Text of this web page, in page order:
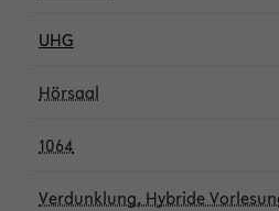
UHG
Hörsaal
1064
Verdunklung, Hybride